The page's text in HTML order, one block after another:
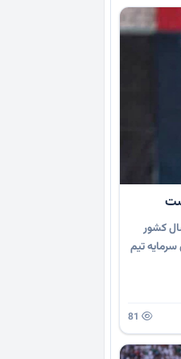
کشور
تیم
81